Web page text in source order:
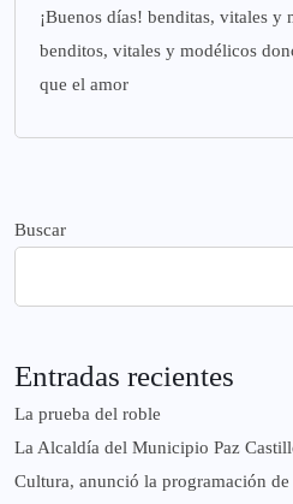
¡Buenos días! benditas, vitales y
benditos, vitales y modélicos
que el amor
Buscar
Entradas recientes
La prueba del roble
La Alcaldía del Municipio Paz
Cultura, anunció la programación de